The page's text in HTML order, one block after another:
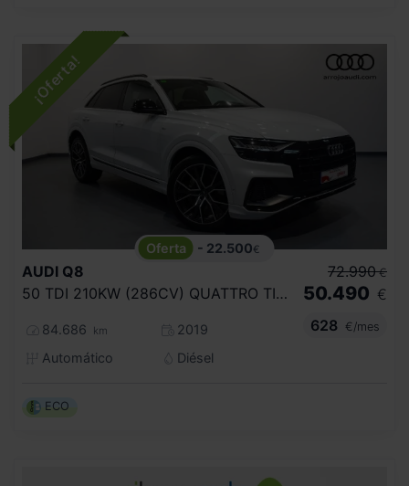
- 22.500€
AUDI Q8
50 TDI 210KW (286CV) QUATTRO TIPTRONIC
84.686 km
2019
Automático
Diésel
72.990 €
50.490 €
628
€/mes
ECO